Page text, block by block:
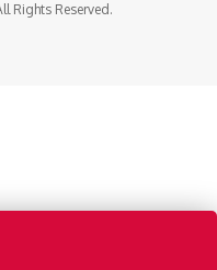
Rights Reserved.